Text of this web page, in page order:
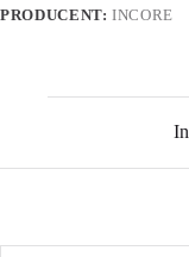
PRODUCENT:INCORE